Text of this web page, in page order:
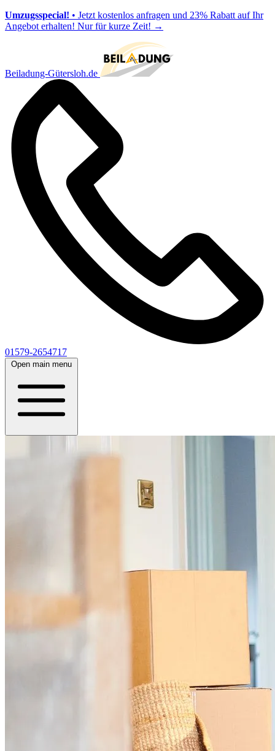
Umzugsspecial! • Jetzt kostenlos anfragen und 23% Rabatt auf Ihr
Angebot erhalten! Nur für kurze Zeit! →
Beiladung-Gütersloh.de
01579-2654717
Open main menu